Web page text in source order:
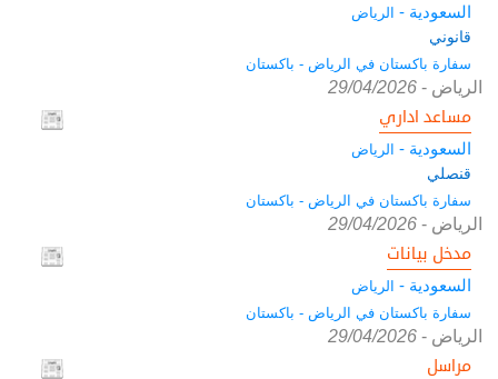
السعودية - الرياض
قانوني
سفارة باكستان في الرياض - باكستان
الرياض -
29/04/2026
مساعد اداري
السعودية - الرياض
قنصلي
سفارة باكستان في الرياض - باكستان
الرياض -
29/04/2026
مدخل بيانات
السعودية - الرياض
سفارة باكستان في الرياض - باكستان
الرياض -
29/04/2026
مراسل